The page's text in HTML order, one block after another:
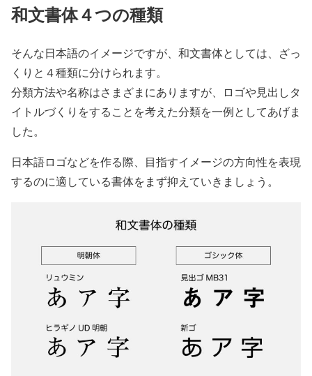
和文書体４つの種類
そんな日本語のイメージですが、和文書体としては、ざっ
くりと４種類に分けられます。
分類方法や名称はさまざまにありますが、ロゴや見出しタ
イトルづくりをすることを考えた分類を一例としてあげま
した。
日本語ロゴなどを作る際、目指すイメージの方向性を表現
するのに適している書体をまず抑えていきましょう。